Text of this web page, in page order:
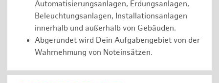
Automatisierungsanlagen, Erdungsanlagen,
Beleuchtungsanlagen, Installationsanlagen
innerhalb und außerhalb von Gebäuden.
Abgerundet wird Dein Aufgabengebiet von der
Wahrnehmung von Noteinsätzen.